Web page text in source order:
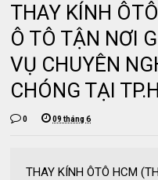
THAY KÍNH
Ô TÔ TẬN NƠI
VỤ CHUYÊN
CHÓNG TẠI
0 09 tháng 6
THAY KÍNH ÔTÔ HCM